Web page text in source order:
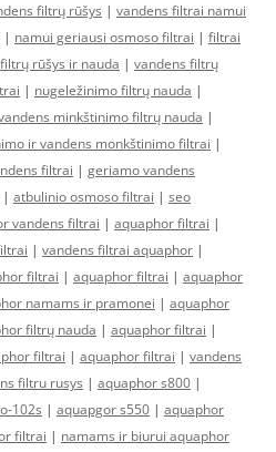
filtrų rūšys | vandens filtrai namui
| namui geriausi osmoso filtrai | filtrai
filtrų rūšys ir nauda | vandens filtrų
| nugeležinimo filtrų nauda |
minkštinimo filtrų nauda |
ir vandens monkštinimo filtrai |
filtrai | geriamo vandens
| atbulinio osmoso filtrai | seo
vandens filtrai | aquaphor filtrai |
| vandens filtrai aquaphor |
filtrai | aquaphor filtrai | aquaphor
namams ir pramonei | aquaphor
filtrų nauda | aquaphor filtrai |
filtrai | aquaphor filtrai | vandens
filtru rusys | aquaphor s800 |
102s | aquapgor s550 | aquaphor
filtrai | namams ir biurui aquaphor